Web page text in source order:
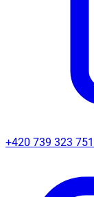
+420 739 323 751